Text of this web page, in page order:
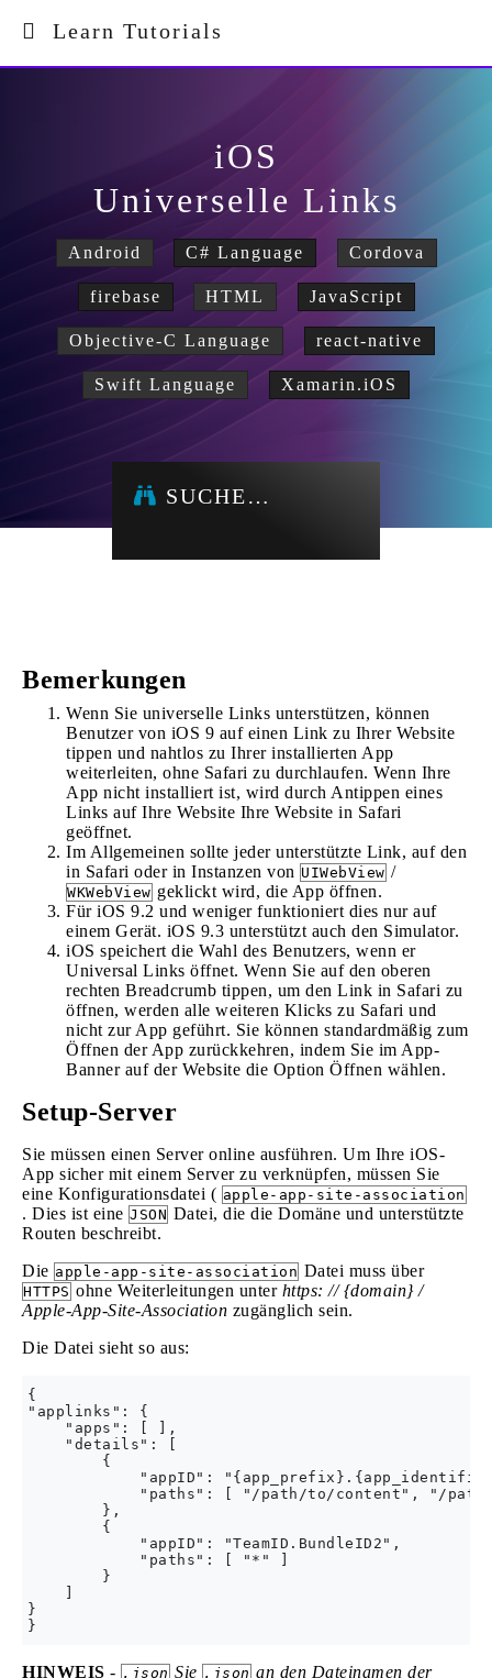
Learn Tutorials
iOS
Universelle Links
Android C# Language Cordova
firebase HTML JavaScript
Objective-C Language react-native
Swift Language Xamarin.iOS
SUCHE…
Bemerkungen
Wenn Sie universelle Links unterstützen, können
Benutzer von iOS 9 auf einen Link zu Ihrer Website
tippen und nahtlos zu Ihrer installierten App
weiterleiten, ohne Safari zu durchlaufen. Wenn Ihre
App nicht installiert ist, wird durch Antippen eines
Links auf Ihre Website Ihre Website in Safari
geöffnet.
Im Allgemeinen sollte jeder unterstützte Link, auf den
in Safari oder in Instanzen von UIWebView /
WKWebView geklickt wird, die App öffnen.
Für iOS 9.2 und weniger funktioniert dies nur auf
einem Gerät. iOS 9.3 unterstützt auch den Simulator.
iOS speichert die Wahl des Benutzers, wenn er
Universal Links öffnet. Wenn Sie auf den oberen
rechten Breadcrumb tippen, um den Link in Safari zu
öffnen, werden alle weiteren Klicks zu Safari und
nicht zur App geführt. Sie können standardmäßig zum
Öffnen der App zurückkehren, indem Sie im App-
Banner auf der Website die Option Öffnen wählen.
Setup-Server
Sie müssen einen Server online ausführen. Um Ihre iOS-
App sicher mit einem Server zu verknüpfen, müssen Sie
eine Konfigurationsdatei ( apple-app-site-association
. Dies ist eine JSON Datei, die die Domäne und unterstützte
Routen beschreibt.
Die apple-app-site-association Datei muss über
HTTPS ohne Weiterleitungen unter https: // {domain} /
Apple-App-Site-Association zugänglich sein.
Die Datei sieht so aus:
{
"applinks": {
    "apps": [ ],
    "details": [
        {
"appID":
"paths": [ "/path/to/content", "/
        },
        {
            "appID": "TeamID.BundleID2",
            "paths": [ "*" ]
        }
}
HINWEIS - .json Sie .json an den Dateinamen der